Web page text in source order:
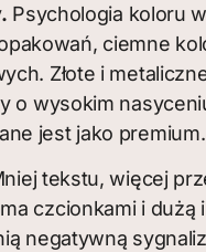
Psychologia koloru
ciemne
Złote i
o wysokim
jest jako premium.
tekstu, więcej
czcionkami i
negatywną